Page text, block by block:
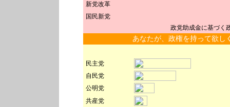
新党改革
国民新党
政党助成金に基づく
あなたが、政権を持って欲し
民主党
自民党
公明党
共産党